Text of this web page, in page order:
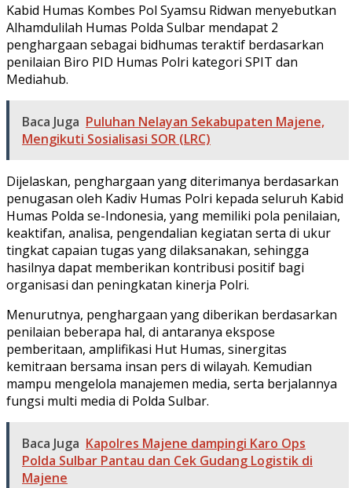
Kabid Humas Kombes Pol Syamsu Ridwan menyebutkan
Alhamdulilah Humas Polda Sulbar mendapat 2
penghargaan sebagai bidhumas teraktif berdasarkan
penilaian Biro PID Humas Polri kategori SPIT dan
Mediahub.
Baca Juga Puluhan Nelayan Sekabupaten Majene,
Mengikuti Sosialisasi SOR (LRC)
Dijelaskan, penghargaan yang diterimanya berdasarkan
penugasan oleh Kadiv Humas Polri kepada seluruh Kabid
Humas Polda se-Indonesia, yang memiliki pola penilaian,
keaktifan, analisa, pengendalian kegiatan serta di ukur
tingkat capaian tugas yang dilaksanakan, sehingga
hasilnya dapat memberikan kontribusi positif bagi
organisasi dan peningkatan kinerja Polri.
Menurutnya, penghargaan yang diberikan berdasarkan
penilaian beberapa hal, di antaranya ekspose
pemberitaan, amplifikasi Hut Humas, sinergitas
kemitraan bersama insan pers di wilayah. Kemudian
mampu mengelola manajemen media, serta berjalannya
fungsi multi media di Polda Sulbar.
Baca Juga Kapolres Majene dampingi Karo Ops
Polda Sulbar Pantau dan Cek Gudang Logistik di
Majene